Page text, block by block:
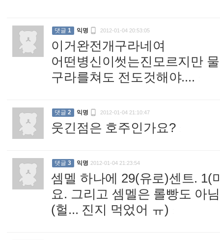
댓글 1 익명  2012-01-04 20:53:05
이거완전개구라네여
어떤병신이썻는진모르지만
구라를쳐도 전도것해야....
댓글 2 익명  2012-01-04 21:10:47
웃긴점은 호주인가요?
댓글 3 익명 2012-01-04 21:23:54
셈멜 하나에 29(유로)센트. 1(
요. 그리고 셈멜은 롤빵도 아
(헐... 진지 먹었어 ㅠ)